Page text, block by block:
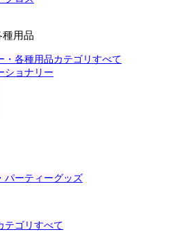
用品
・各種用品カテゴリすべて
ショナリー
パーティーグッズ
テゴリすべて